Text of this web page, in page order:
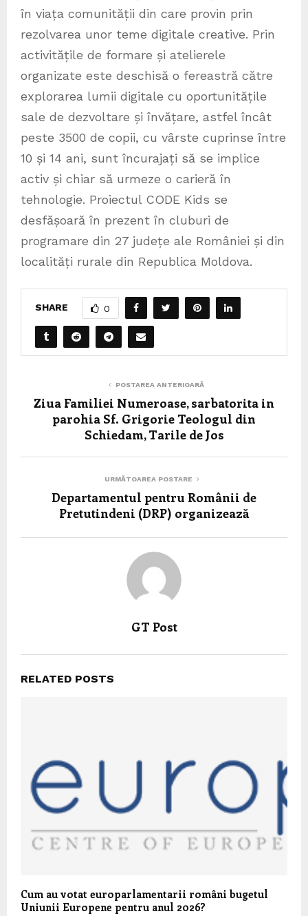
în viața comunității din care provin prin
rezolvarea unor teme digitale creative. Prin
activitățile de formare și atelierele
organizate este deschisă o fereastră către
explorarea lumii digitale cu oportunitățile
sale de dezvoltare și învățare, astfel încât
peste 3500 de copii, cu vârste cuprinse între
10 și 14 ani, sunt încurajați să se implice
activ și chiar să urmeze o carieră în
tehnologie. Proiectul CODE Kids se
desfășoară în prezent în cluburi de
programare din 27 județe ale României și din
localități rurale din Republica Moldova.
SHARE 0
POSTAREA ANTERIOARĂ
Ziua Familiei Numeroase, sarbatorita in
parohia Sf. Grigorie Teologul din
Schiedam, Tarile de Jos
URMĂTOAREA POSTARE
Departamentul pentru Românii de
Pretutindeni (DRP) organizează
GT Post
RELATED POSTS
Cum au votat europarlamentarii români bugetul
Uniunii Europene pentru anul 2026?